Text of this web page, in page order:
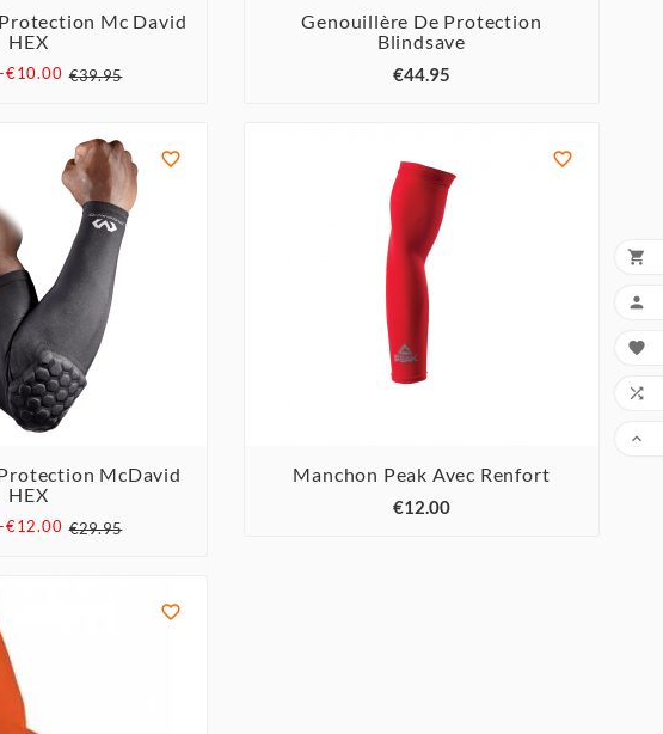

Mc David
HEX
-€10.00 €39.95

Genouillère De Protection
Blindsave
€44.95


McDavid
HEX
-€12.00 €29.95

Manchon Peak Avec Renfort
€12.00





